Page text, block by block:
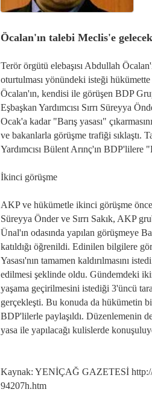
Öcalan'ın talebi Meclis'e
Terör örgütü elebaşısı Abdullah
oturtulması yönündeki isteği hükümette
Öcalan'ın, kendisi ile görüşen BDP
Eşbaşkan Yardımcısı Sırrı Süreyya
Ocak'a kadar "Barış yasası"
ve bakanlarla görüşme trafiği sıklaştı.
Yardımcısı Bülent Arınç'ın
İkinci görüşme
AKP ve hükümetle ikinci görüşme
Süreyya Önder ve Sırrı Sakık, AKP
Ünal'ın odasında yapılan görüşmeye
katıldığı öğrenildi. Edinilen bilgilere
Yasası'nın tamamen kaldırılmasını
edilmesi şeklinde oldu. Gündemdeki
yaşama geçirilmesini istediği 3'üncü
gerçekleşti. Bu konuda da hükümetin bir
BDP'lilerle paylaşıldı. Düzenlemenin
yasa ile yapılacağı kulislerde
Kaynak: YENİÇAĞ GAZETESİ http://
94207h.htm